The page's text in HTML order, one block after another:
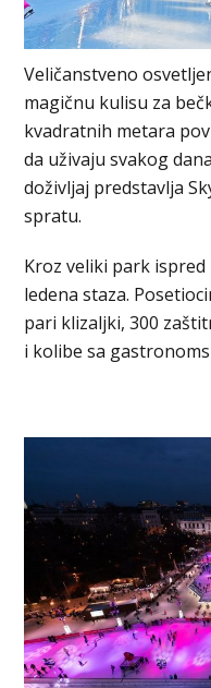
Veličanstveno
magičnu kulisu za
kvadratnih metara
da uživaju svakog
doživljaj predstavlja
spratu.
Kroz veliki park
ledena staza.
pari klizaljki, 300
i kolibe sa